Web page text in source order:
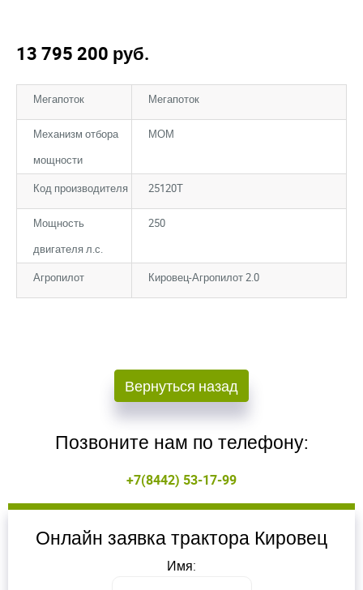
13 795 200 руб.
Мегапоток Мегапоток
Механизм отбора
мощности
МОМ
Код производителя 25120Т
Мощность
двигателя л.с.
250
Агропилот Кировец-Агропилот 2.0
Вернуться назад
Позвоните нам по телефону:
+7(8442) 53-17-99
Онлайн заявка трактора Кировец
Имя:
Закрыть окно
Войдите
Для входа на сайт, введите ваш логин и пароль
Забыли пароль?
введите свой логин и пароль
Закрыть окно
Войдите
Для входа на сайт, введите ваш логин и пароль
Забыли пароль?
введите свой логин и пароль